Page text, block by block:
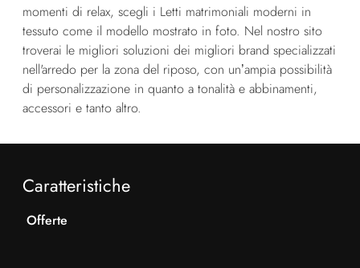
momenti di relax, scegli i Letti matrimoniali moderni in
tessuto come il modello mostrato in foto. Nel nostro sito
troverai le migliori soluzioni dei migliori brand specializzati
nell'arredo per la zona del riposo, con un’ampia possibilità
di personalizzazione in quanto a tonalità e abbinamenti,
accessori e tanto altro.
Caratteristiche
Offerte